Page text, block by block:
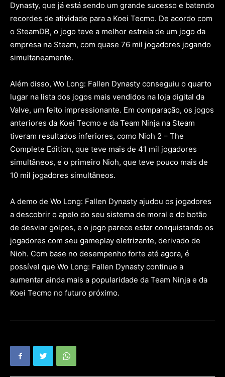
Dynasty, que já está sendo um grande sucesso e batendo
recordes de atividade para a Koei Tecmo. De acordo com
o SteamDB, o jogo teve a melhor estreia de um jogo da
empresa na Steam, com quase 76 mil jogadores jogando
simultaneamente.
Além disso, Wo Long: Fallen Dynasty conseguiu o quarto
lugar na lista dos jogos mais vendidos na loja digital da
Valve, um feito impressionante. Em comparação, os jogos
anteriores da Koei Tecmo e da Team Ninja na Steam
tiveram resultados inferiores, como Nioh 2 – The
Complete Edition, que teve mais de 41 mil jogadores
simultâneos, e o primeiro Nioh, que teve pouco mais de
10 mil jogadores simultâneos.
A demo de Wo Long: Fallen Dynasty ajudou os jogadores
a descobrir o apelo do seu sistema de moral e do botão
de desviar golpes, e o jogo parece estar conquistando os
jogadores com seu gameplay eletrizante, derivado de
Nioh. Com base no desempenho forte até agora, é
possível que Wo Long: Fallen Dynasty continue a
aumentar ainda mais a popularidade da Team Ninja e da
Koei Tecmo no futuro próximo.